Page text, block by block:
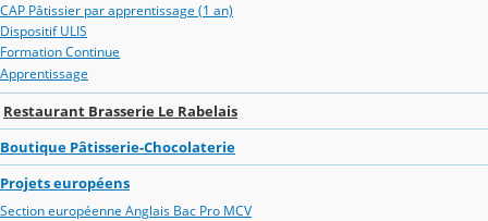
CAP Pâtissier par apprentissage (1 an)
Dispositif ULIS
Formation Continue
Apprentissage
Restaurant Brasserie Le Rabelais
Boutique Pâtisserie-Chocolaterie
Projets européens
Section européenne Anglais Bac Pro MCV